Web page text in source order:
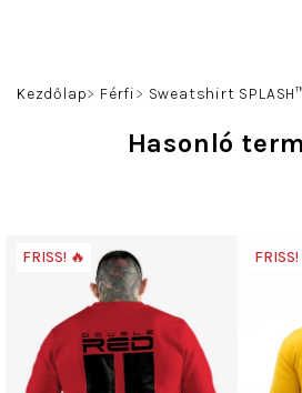
Kezdőlap Férfi Sweatshirt
Hasonló
FRISS! 🔥 FRISS!